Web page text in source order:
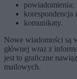
powiadomienia;
komunikaty.
Nowe wiadomości są
głównej wraz z
jest to graficzne
mailowych.